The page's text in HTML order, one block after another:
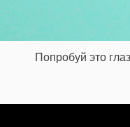
Попробуй это